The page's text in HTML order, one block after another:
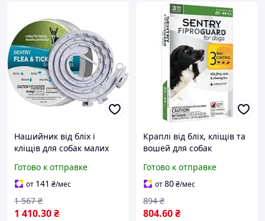
Нашийник від бліх і
кліщів для собак малих
Small 36 см, 6 міс., 2 шт.
Готово к отправке
от 141 ₴/мес
1 410.30₴
1 567 ₴
Краплі від бліх, кліщів та
вошей для собак
1,34 мл, 1 шт.
Готово к отправке
от80₴/мес
804.60₴
894 ₴